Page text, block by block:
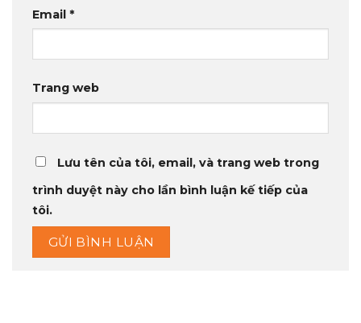
Email *
Trang web
Lưu tên của tôi, email, và trang web trong
trình duyệt này cho lần bình luận kế tiếp của
tôi.